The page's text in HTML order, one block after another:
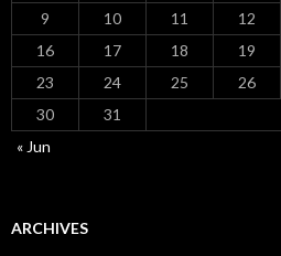
9
10 11 12
16
17 18 19
23
24 25 26
30
31
« Jun
ARCHIVES